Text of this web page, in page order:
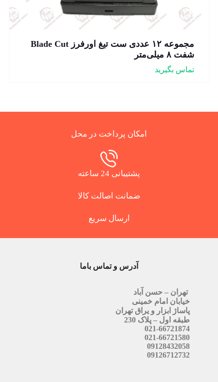
مجموعه ۱۲ عددی ست تیغ اورفرز Blade Cut
شفت ۸ میلی‌متر
تماس بگیرید
امکان پرداخت در محل
پشتیبانی 24 ساعته
ضمانت اصالت کالا
ارسال سریع
آدرس و تماس باما
تهران – حسن آباد
خیابان امام خمینی
پاساژ ابزار و یراق تهران
طبقه اول – پلاک 230
021-66721874
021-66721580
09128432058
09126712732